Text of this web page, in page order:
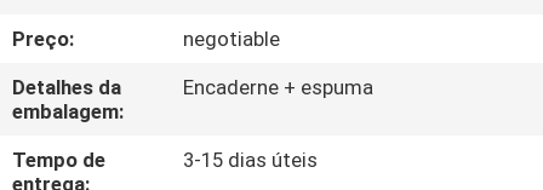
EXCURSÃO
DA
FÁBRICA
Preço:
negotiable
Detalhes da
embalagem:
Encaderne + espuma
Tempo de
entrega:
3-15 dias úteis